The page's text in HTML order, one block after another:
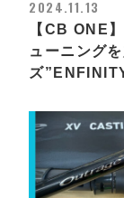
2024.11.13
【CB ONE
ューニング
ズ